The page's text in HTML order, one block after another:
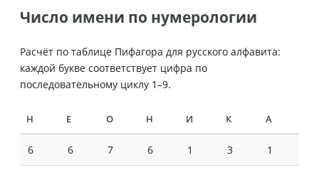
Число имени по нумерологии
Расчёт по таблице Пифагора для русского алфавита:
каждой букве соответствует цифра по
последовательному циклу 1–9.
Н Е О Н И К А
6 6 7 6 1 3 1